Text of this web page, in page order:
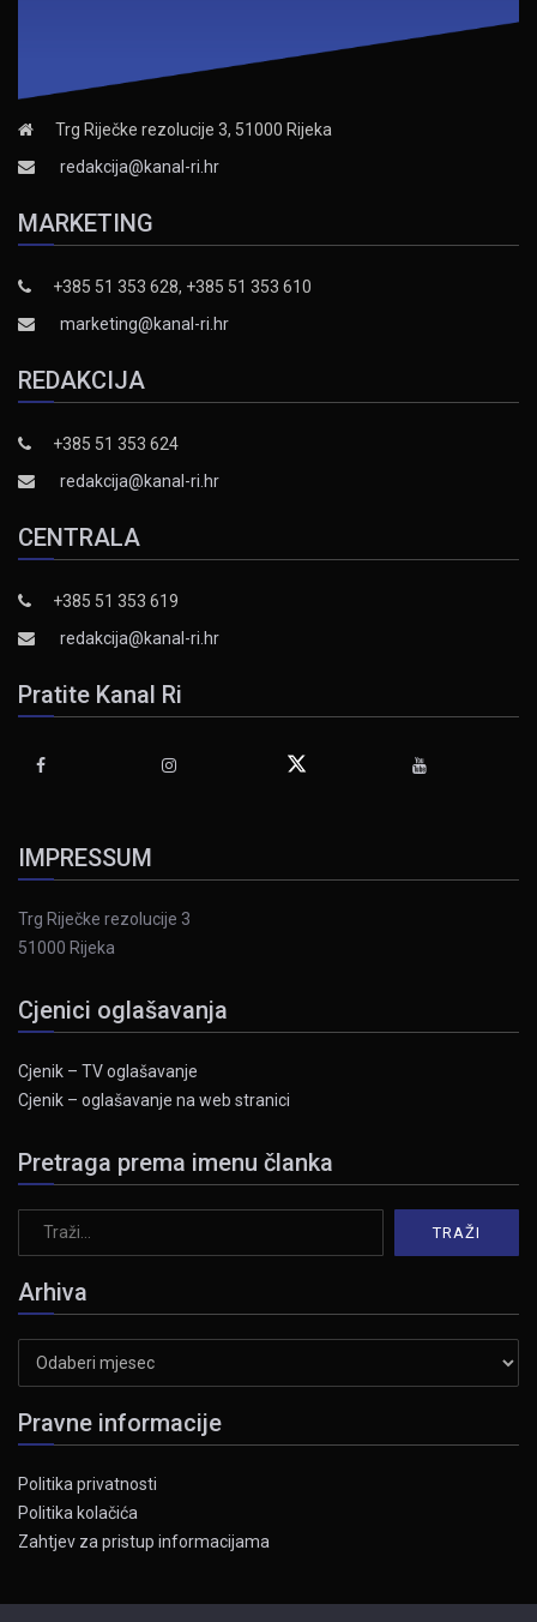
Trg Riječke rezolucije 3, 51000 Rijeka
redakcija@kanal-ri.hr
MARKETING
+385 51 353 628, +385 51 353 610
marketing@kanal-ri.hr
REDAKCIJA
+385 51 353 624
redakcija@kanal-ri.hr
CENTRALA
+385 51 353 619
redakcija@kanal-ri.hr
Pratite Kanal Ri
IMPRESSUM
Trg Riječke rezolucije 3
51000 Rijeka
Cjenici oglašavanja
Cjenik – TV oglašavanje
Cjenik – oglašavanje na web stranici
Pretraga prema imenu članka
Arhiva
Pravne informacije
Politika privatnosti
Politika kolačića
Zahtjev za pristup informacijama